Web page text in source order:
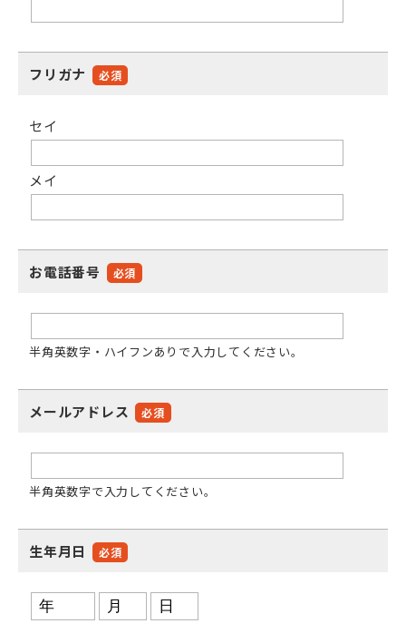
フリガナ 必須
セイ
メイ
お電話番号 必須
半角英数字・ハイフンありで入力してください。
メールアドレス 必須
半角英数字で入力してください。
生年月日 必須